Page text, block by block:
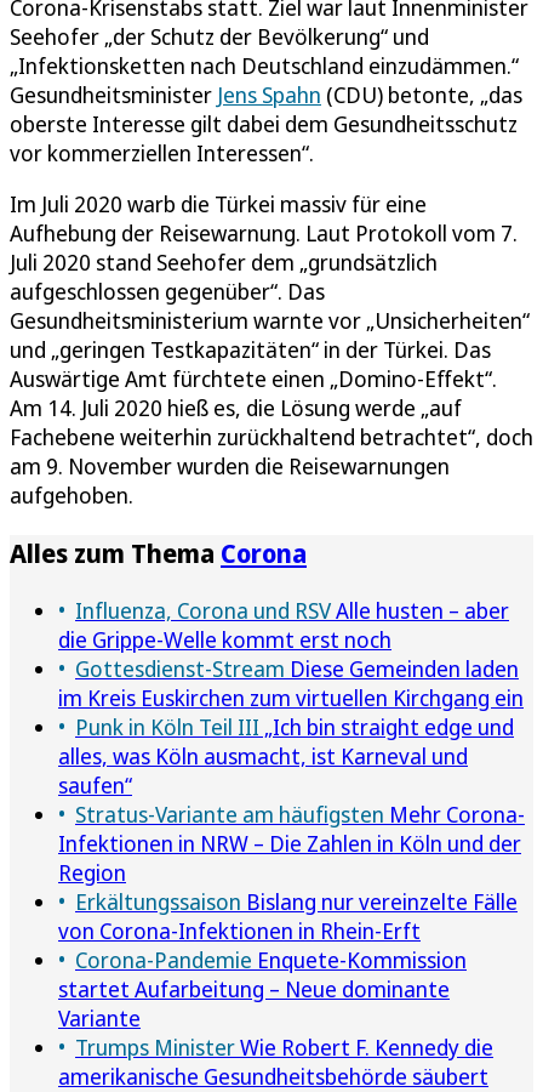
Corona-Krisenstabs statt. Ziel war laut Innenminister
Seehofer „der Schutz der Bevölkerung“ und
„Infektionsketten nach Deutschland einzudämmen.“
Gesundheitsminister Jens Spahn (CDU) betonte, „das
oberste Interesse gilt dabei dem Gesundheitsschutz
vor kommerziellen Interessen“.
Im Juli 2020 warb die Türkei massiv für eine
Aufhebung der Reisewarnung. Laut Protokoll vom 7.
Juli 2020 stand Seehofer dem „grundsätzlich
aufgeschlossen gegenüber“. Das
Gesundheitsministerium warnte vor „Unsicherheiten“
und „geringen Testkapazitäten“ in der Türkei. Das
Auswärtige Amt fürchtete einen „Domino-Effekt“.
Am 14. Juli 2020 hieß es, die Lösung werde „auf
Fachebene weiterhin zurückhaltend betrachtet“, doch
am 9. November wurden die Reisewarnungen
aufgehoben.
Alles zum Thema Corona
Influenza, Corona und RSVAlle husten – aber
die Grippe-Welle kommt erst noch
Gottesdienst-Stream Diese Gemeinden laden
im Kreis Euskirchen zum virtuellen Kirchgang ein
Punk in Köln Teil III „Ich bin straight edge und
alles, was Köln ausmacht, ist Karneval und
saufen“
Stratus-Variante am häufigsten Mehr Corona-
Infektionen in NRW – Die Zahlen in Köln und der
Region
Erkältungssaison Bislang nur vereinzelte Fälle
von Corona-Infektionen in Rhein-Erft
Corona-Pandemie Enquete-Kommission
startet Aufarbeitung – Neue dominante
Variante
Trumps MinisterWie Robert F. Kennedy die
amerikanische Gesundheitsbehörde säubert